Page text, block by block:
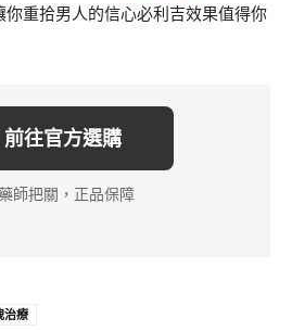
重拾男人的信心必利吉效果值得你
前往官方選購
師把關，正品保障
治療